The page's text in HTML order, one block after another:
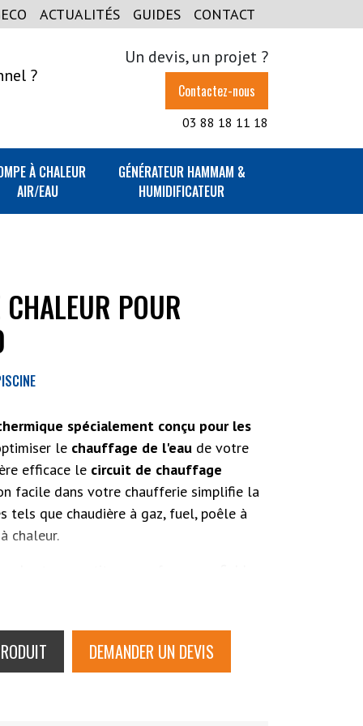
ACTUALITÉS GUIDES CONTACT
?
Un devis, un projet ?
Contactez-nous
03 88 18 11 18
À CHALEUR
AIR/EAU
GÉNÉRATEUR HAMMAM &
HUMIDIFICATEUR
POUR
spécialement conçu pour les
le chauffage de l'eau de votre
efficace le circuit de chauffage
facile dans votre chaufferie simplifie la
tels que chaudière à gaz, fuel, poêle à
chaleur.
inégalée constituée de tubes en
de l'échangeur tubulaire pour piscine
DEMANDER UN DEVIS